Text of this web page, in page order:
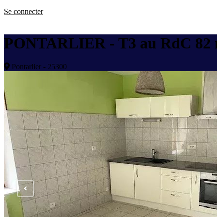
Se connecter
PONTARLIER - T3 au RdC 82
Pontarlier - 25300